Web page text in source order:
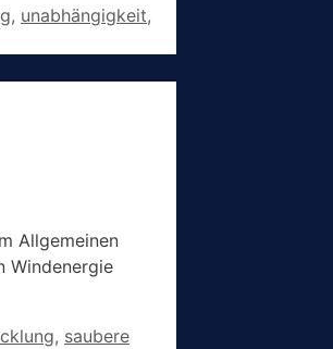
, unabhängigkeit,
Allgemeinen
Windenergie
, saubere